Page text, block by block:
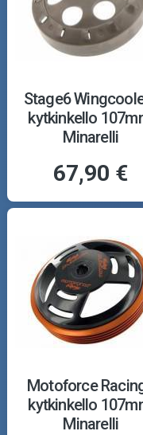
Stage6
kytkinkello
Minarelli
67,90 €
Motoforce
kytkinkello
Minarelli